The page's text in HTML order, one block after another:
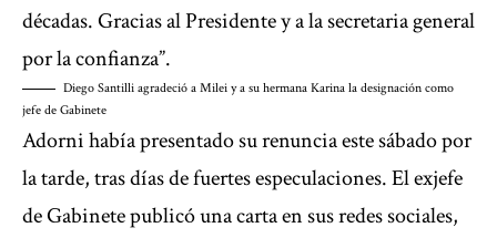
décadas. Gracias al Presidente y a la secretaria general
por la confianza”.
Diego Santilli agradeció a Milei y a su hermana Karina la designación como
jefe de Gabinete
Adorni había presentado su renuncia este sábado por
la tarde, tras días de fuertes especulaciones. El exjefe
de Gabinete publicó una carta en sus redes sociales,